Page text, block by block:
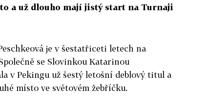
a už dlouho mají jistý start na Turnaji
je v šestatřiceti letech na
se Slovinkou Katarinou
v Pekingu už šestý letošní deblový titul a
místo ve světovém žebříčku.